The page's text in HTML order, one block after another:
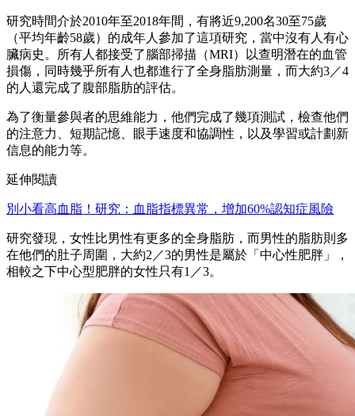
研究時間介於2010年至2018年間，有將近9,200名30至75歲
（平均年齡58歲）的成年人參加了這項研究，當中沒有人有心
臟病史。所有人都接受了腦部掃描（MRI）以查明潛在的血管
損傷，同時幾乎所有人也都進行了全身脂肪測量，而大約3／4
的人還完成了腹部脂肪的評估。
為了衡量參與者的思維能力，他們完成了幾項測試，檢查他們
的注意力、短期記憶、眼手速度和協調性，以及學習或計劃新
信息的能力等。
延伸閱讀
別小看高血脂！研究：血脂指標異常，增加60%認知症風險
研究發現，女性比男性有更多的全身脂肪，而男性的脂肪則多
在他們的肚子周圍，大約2／3的男性是屬於「中心性肥胖」，
相較之下中心型肥胖的女性只有1／3。